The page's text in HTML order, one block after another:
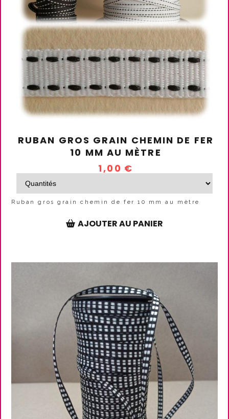
RUBAN GROS GRAIN CHEMIN DE FER
10 MM AU MÈTRE
1,00 €
Ruban gros grain chemin de fer 10 mm au mètre
AJOUTER AU PANIER